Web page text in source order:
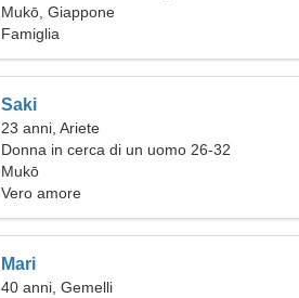
Mukō, Giappone
Famiglia
Saki
23 anni, Ariete
Donna in cerca di un uomo 26-32
Mukō
Vero amore
Mari
40 anni, Gemelli